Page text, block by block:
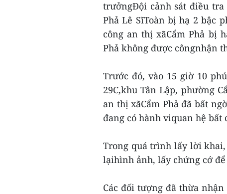
trưởngĐội cảnh sát điều
Phả Lê SĩToàn bị hạ 2 bậc
công an thị xãCẩm Phả bị
Phả không được côngnhận
Trước đó, vào 15 giờ 10
29C,khu Tân Lập, phường
an thị xãCẩm Phả đã bất
đang có hành viquan hệ bất
Trong quá trình lấy lời
lạihình ảnh, lấy chứng cớ
Các đối tượng đã thừa